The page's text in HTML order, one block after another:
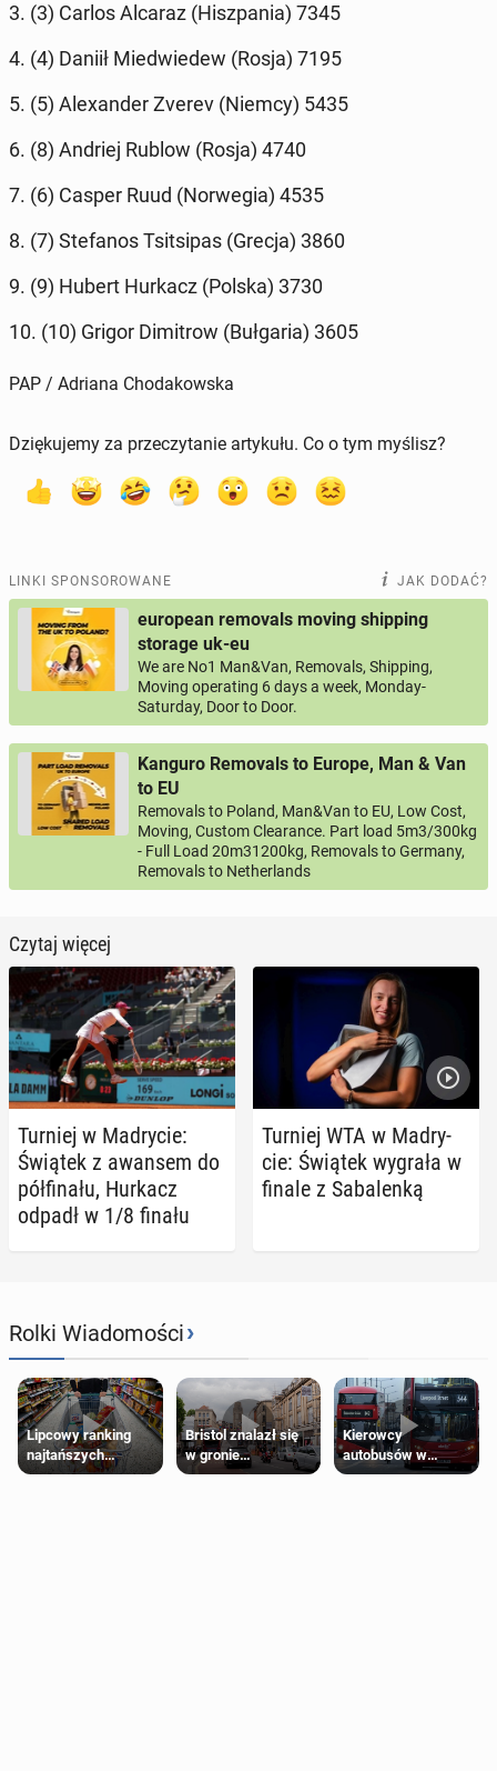
3. (3) Carlos Alcaraz (Hisz­pa­nia) 7345
4. (4) Daniił Mie­dwie­dew (Rosja) 7195
5. (5) Ale­xan­der Zverev (Niemcy) 5435
6. (8) Andriej Rublow (Rosja) 4740
7. (6) Casper Ruud (Nor­we­gia) 4535
8. (7) Ste­fa­nos Tsit­si­pas (Grecja) 3860
9. (9) Hubert Hurkacz (Polska) 3730
10. (10) Grigor Di­mi­trow (Buł­ga­ria) 3605
PAP / Adriana Chodakowska
Dziękujemy za przeczytanie artykułu. Co o tym myślisz?
LINKI SPONSOROWANE JAK DODAĆ?
european removals moving shipping
storage uk-eu
We are No1 Man&Van, Removals, Shipping,
Moving operating 6 days a week, Monday-
Saturday, Door to Door.
Kanguro Removals to Europe, Man & Van
to EU
Removals to Poland, Man&Van to EU, Low Cost,
Moving, Custom Clearance. Part load 5m3/300kg
- Full Load 20m31200kg, Removals to Germany,
Removals to Netherlands
Czytaj więcej
Turniej w Ma­dry­cie:
Świątek z awansem do
pół­fi­na­łu, Hurkacz
odpadł w 1/8 finału
Turniej WTA w Ma­dry­
cie: Świątek wygrała w
finale z Sa­ba­len­ką
Rolki Wiadomości›
Lipcowy ranking
najtańszych
supermarketów
Bristol znalazł się
w gronie
najlepszych
Kierowcy
autobusów w
Londynie